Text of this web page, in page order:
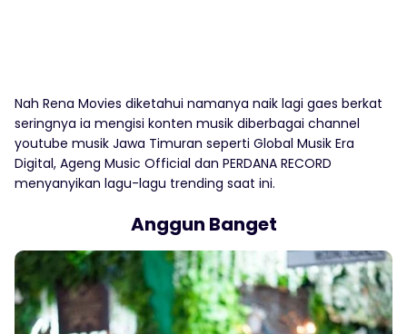
Nah Rena Movies diketahui namanya naik lagi gaes berkat
seringnya ia mengisi konten musik diberbagai channel
youtube musik Jawa Timuran seperti Global Musik Era
Digital, Ageng Music Official dan PERDANA RECORD
menyanyikan lagu-lagu trending saat ini.
Anggun Banget